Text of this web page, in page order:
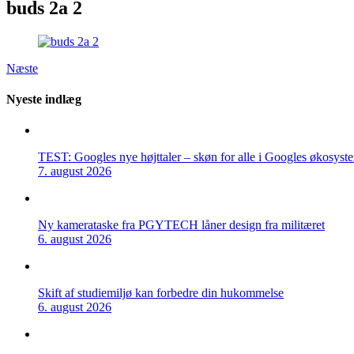
buds 2a 2
Næste
Nyeste indlæg
TEST: Googles nye højttaler – skøn for alle i Googles
7. august 2026
Ny kamerataske fra PGYTECH låner design fra militæret
6. august 2026
Skift af studiemiljø kan forbedre din hukommelse
6. august 2026